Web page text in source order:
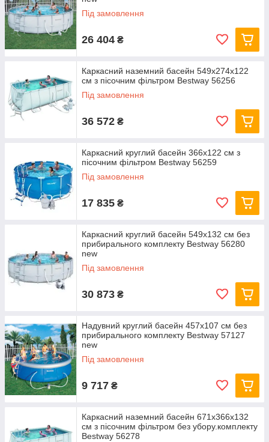
Під замовлення
26 404 ₴
Каркасний наземний басейн 549x274x122
см з пісочним фільтром Bestway 56256
Під замовлення
36 572 ₴
Каркасний круглий басейн 366x122 см з
пісочним фільтром Bestway 56259
Під замовлення
17 835 ₴
Каркасний круглий басейн 549x132 см без
прибирального комплекту Bestway 56280
new
Під замовлення
30 873 ₴
Надувний круглий басейн 457х107 см без
прибирального комплекту Bestway 57127
new
Під замовлення
9 717 ₴
Каркасний наземний басейн 671x366x132
см з пісочним фільтром без убору.комплекту
Bestway 56278